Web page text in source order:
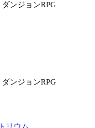
ンジョンRPG
ンジョンRPG